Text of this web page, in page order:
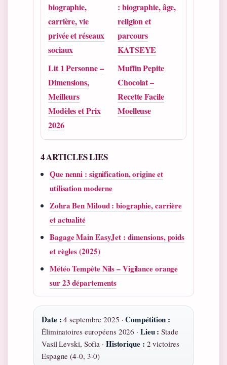
biographie,
carrière, vie
privée et réseaux
sociaux
: biographie, âge,
religion et
parcours
KATSEYE
Lit 1 Personne –
Dimensions,
Meilleurs
Modèles et Prix
2026
Muffin Pepite
Chocolat –
Recette Facile
Moelleuse
4 ARTICLES LIES
Que nenni : signification, origine et
utilisation moderne
Zohra Ben Miloud : biographie, carrière
et actualité
Bagage Main EasyJet : dimensions, poids
et règles (2025)
Météo Tempête Nils – Vigilance orange
sur 23 départements
Date : 4 septembre 2025 ·Compétition :
Éliminatoires européens 2026 · Lieu : Stade
Vasil Levski, Sofia · Historique : 2 victoires
Espagne (4-0, 3-0)